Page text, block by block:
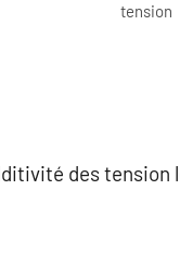
tension
des